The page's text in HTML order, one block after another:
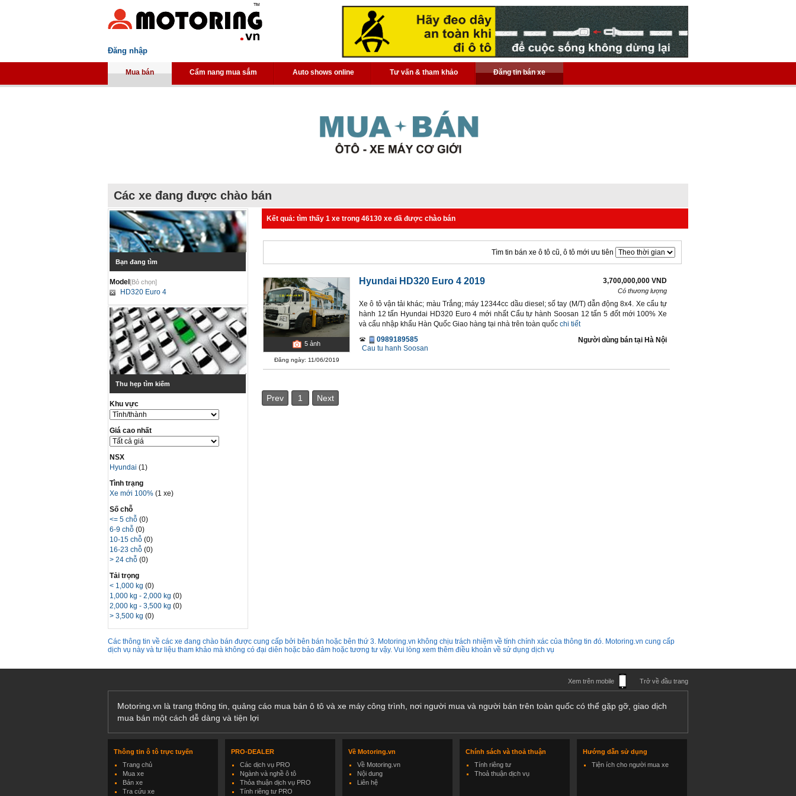
Đăng nhập
Mua bán Cẩm nang mua sắm Auto shows online Tư vấn & tham khảo Đăng tin bán xe
Các xe đang được chào bán
Bạn đang tìm
Model[Bỏ chọn]
HD320 Euro 4
Thu hẹp tìm kiếm
Khu vực
Giá cao nhất
NSX
Hyundai(1)
Tình trạng
Xe mới 100% (1 xe)
Số chỗ
<= 5 chỗ(0)
6-9 chỗ(0)
10-15 chỗ(0)
16-23 chỗ(0)
> 24 chỗ(0)
Tải trọng
< 1,000 kg(0)
1,000 kg - 2,000 kg(0)
2,000 kg - 3,500 kg(0)
> 3,500 kg(0)
Kết quả: tìm thấy 1 xe trong 46130 xe đã được chào bán
Tìm tin bán xe ô tô cũ, ô tô mới ưu tiên
5 ảnh
Đăng ngày: 11/06/2019
Hyundai HD320 Euro 4 2019 3,700,000,000 VND
Có thương lượng
Xe ô tô vận tải khác; màu Trắng; máy 12344cc dầu diesel; số tay (M/T) dẫn động 8x4. Xe cẩu tự
hành 12 tấn Hyundai HD320 Euro 4 mới nhất Cẩu tự hành Soosan 12 tấn 5 đốt mới 100% Xe
và cẩu nhập khẩu Hàn Quốc Giao hàng tại nhà trên toàn quốc chi tiết
0989189585
Cau tu hanh Soosan
Người dùng bán tại Hà Nội
Prev 1 Next
Các thông tin về các xe đang chào bán được cung cấp bởi bên bán hoặc bên thứ 3. Motoring.vn không chịu trách nhiệm về tính chính xác của thông tin đó. Motoring.vn cung cấp
dịch vụ này và tư liệu tham khảo mà không có đại diên hoặc bảo đảm hoặc tương tư vậy. Vui lòng xem thêm điều khoản về sử dụng dịch vụ
Xem trên mobile Trở về đầu trang
Motoring.vn là trang thông tin, quảng cáo mua bán ô tô và xe máy công trình, nơi người mua và người bán trên toàn quốc có thể gặp gỡ, giao dịch
mua bán một cách dễ dàng và tiện lợi
Thông tin ô tô trực tuyến
Trang chủ
Mua xe
Bán xe
Tra cứu xe
PRO-DEALER
Các dịch vụ PRO
Ngành và nghề ô tô
Thỏa thuận dịch vụ PRO
Tính riêng tư PRO
Về Motoring.vn
Về Motoring.vn
Nội dung
Liên hệ
Chính sách và thoả thuận
Tính riêng tư
Thoả thuận dịch vụ
Hướng dẫn sử dụng
Tiện ích cho người mua xe